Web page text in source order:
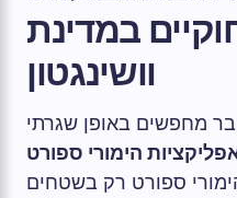
במדינת
וושינגטון
מחפשים באופן שגרתי
הימורי ספורט
ספורט רק בשטחים